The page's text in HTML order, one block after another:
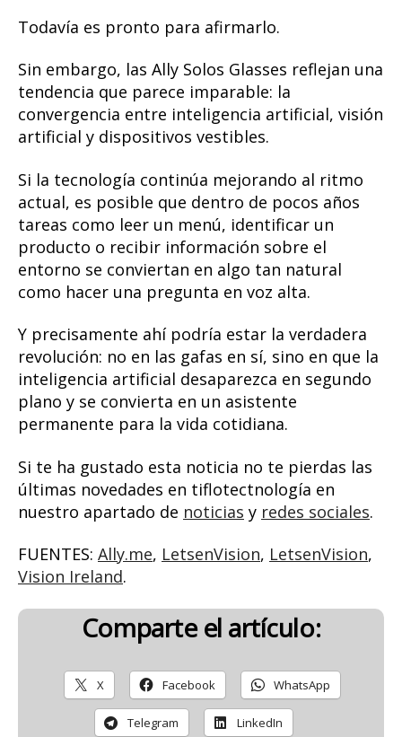
Todavía es pronto para afirmarlo.
Sin embargo, las Ally Solos Glasses reflejan una
tendencia que parece imparable: la
convergencia entre inteligencia artificial, visión
artificial y dispositivos vestibles.
Si la tecnología continúa mejorando al ritmo
actual, es posible que dentro de pocos años
tareas como leer un menú, identificar un
producto o recibir información sobre el
entorno se conviertan en algo tan natural
como hacer una pregunta en voz alta.
Y precisamente ahí podría estar la verdadera
revolución: no en las gafas en sí, sino en que la
inteligencia artificial desaparezca en segundo
plano y se convierta en un asistente
permanente para la vida cotidiana.
Si te ha gustado esta noticia no te pierdas las
últimas novedades en tiflotectnología en
nuestro apartado de noticias y redes sociales.
FUENTES: Ally.me, LetsenVision, LetsenVision,
Vision Ireland.
Comparte el artículo:
X Facebook WhatsApp
Telegram LinkedIn